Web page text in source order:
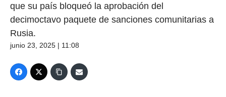
que su país bloqueó la aprobación del
decimoctavo paquete de sanciones comunitarias a
Rusia.
junio 23, 2025 | 11:08